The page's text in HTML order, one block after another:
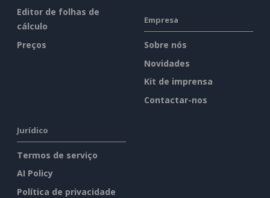
Editor de folhas de
cálculo
Preços
Empresa
Sobre nós
Novidades
Kit de imprensa
Contactar-nos
Jurídico
Termos de serviço
AI Policy
Política de privacidade